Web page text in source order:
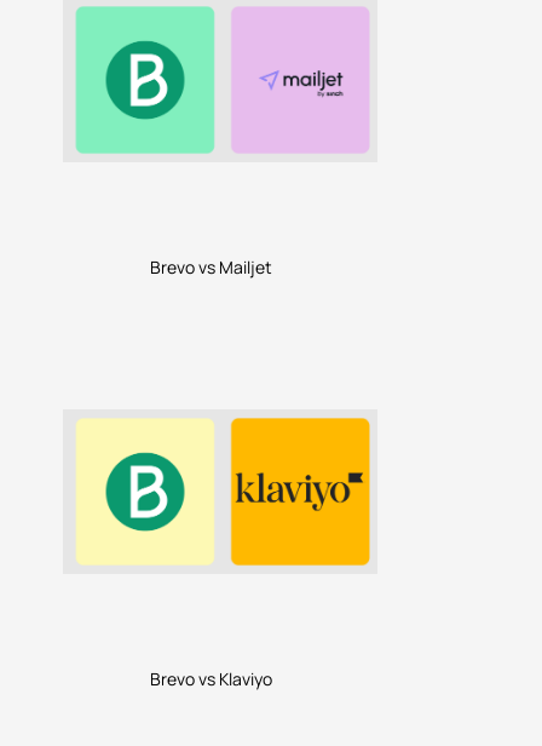
Brevo vs Mailjet
Brevo vs Klaviyo